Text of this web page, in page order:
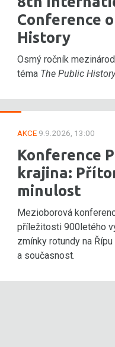
Conference
History
Osmý ročník
téma The Public
AKCE 9.9.2026, 13:00
Konference
krajina:
minulost
Mezioborová
příležitosti 900letého
zmínky rotundy na
a současnost.